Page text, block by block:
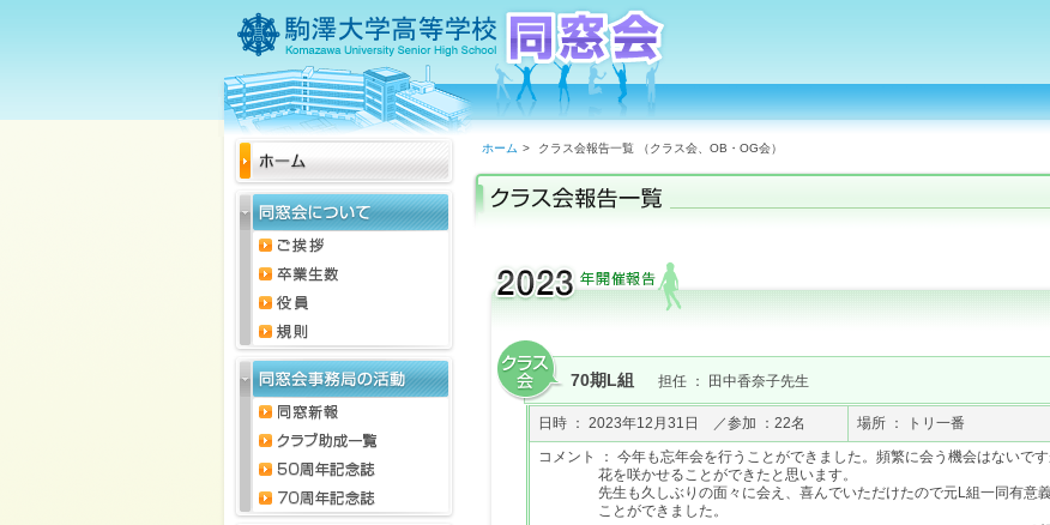
ホーム > クラス会報告一覧 （クラス会、OB・OG会）
70期L組 担任 ： 田中香奈子先生
日時 ： 2023年12月31日 ／参加 ：22名
場所 ： トリ一番
コメント ： 今年も忘年会を行うことができました。頻繁に会う機会はないで
花を咲かせることができたと思います。
先生も久しぶりの面々に会え、喜んでいただけたので元L組一同有意
ことができました。